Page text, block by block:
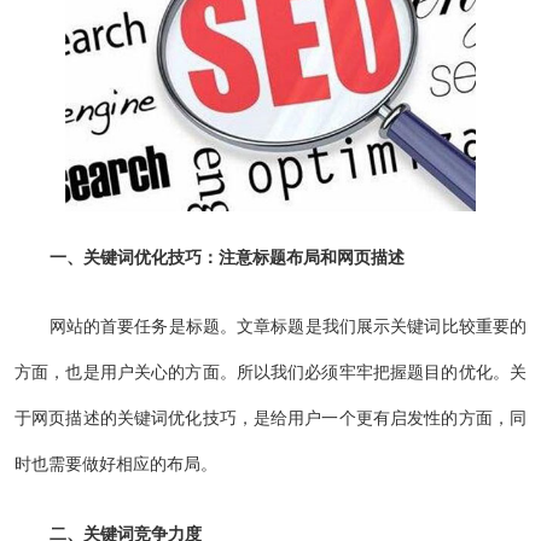
一、关键词优化技巧：注意标题布局和网页描述
网站的首要任务是标题。文章标题是我们展示关键词比较重要的
方面，也是用户关心的方面。所以我们必须牢牢把握题目的优化。关
于网页描述的关键词优化技巧，是给用户一个更有启发性的方面，同
时也需要做好相应的布局。
二、关键词竞争力度